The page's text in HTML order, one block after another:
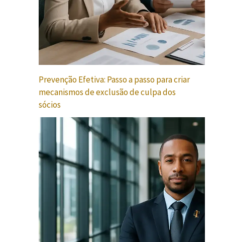
Prevenção Efetiva: Passo a passo para criar
mecanismos de exclusão de culpa dos
sócios